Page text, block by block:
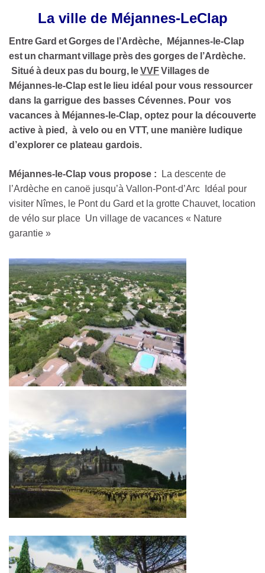
La ville de Méjannes-LeClap
EntreGard etGorgesde l’Ardèche,
Méjannes-le-Clap
est un charmantvillage prèsdesgorgesde l’Ardèche.
Situéàdeux pasdu bourg, leVVFVillagesde
Méjannes-le-Clap est le lieu idéal pour vous ressourcer
dans la garrigue des basses Cévennes. Pour vos
vacances à Méjannes-le-Clap, optez pour la découverte
active à pied, à velo ou en VTT, une manière ludique
d’explorer ce plateau gardois.
Méjannes-le-Clap vous propose :
La descente de
l’Ardèche en canoë jusqu’à Vallon-Pont-d’Arc Idéal pour
visiter Nîmes, le Pont du Gard et la grotte Chauvet, location
de vélo sur place Un village de vacances « Nature
garantie »